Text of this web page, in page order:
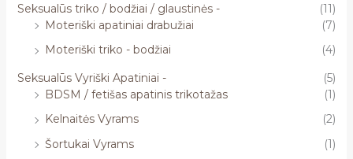
Seksualūs triko / bodžiai / glaustinės -
(11)
Moteriški apatiniai drabužiai
(7)
Moteriški triko - bodžiai
(4)
Seksualūs Vyriški Apatiniai -
(5)
BDSM / fetišas apatinis trikotažas
(1)
Kelnaitės Vyrams
(2)
Šortukai Vyrams
(1)